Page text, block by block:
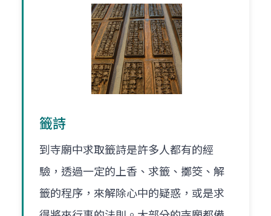
籤詩
到寺廟中求取籤詩是許多人都有的經
驗，透過一定的上香、求籤、擲筊、解
籤的程序，來解除心中的疑惑，或是求